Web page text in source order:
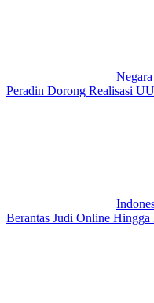
Peradin Dorong Realisasi
Berantas Judi Online